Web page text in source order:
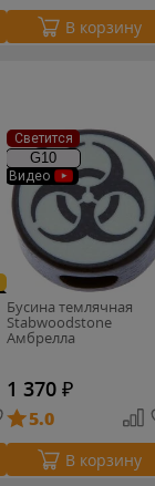
В корзину
Светится
G10
Видео
Бусина темлячная
Stabwoodstone
Амбрелла
1 370 ₽
5.0
В корзину